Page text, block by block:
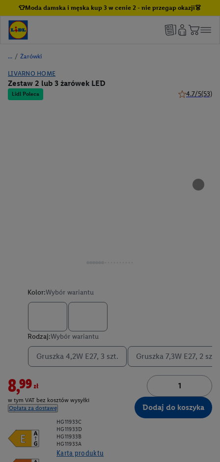
👕Moda damska i męska kup 3 w cenie 2 - nie przegap okazji👗
/ Żarówki
LIVARNO HOME
Zestaw 2 lub 3 żarówek LED
Lidl Poleca 4.7/5(53)
Kolor:Wybór wariantu
Rodzaj:Wybór wariantu
Gruszka 4,2W E27, 3 szt. Gruszka 7,3W E27, 2 szt.
8,99zł
w tym VAT bez kosztów wysyłki
Opłata za dostawę
Dodaj do koszyka
HG11933C
HG11933D
HG11933B
HG11933A
Karta produktu